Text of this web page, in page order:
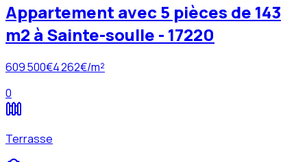
Appartement avec 5 pièces de 143
m2 à Sainte-soulle - 17220
609 500€4 262€/m²
0
Terrasse